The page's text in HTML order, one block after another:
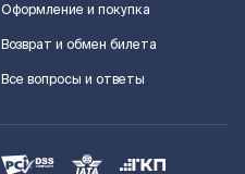
Оформление и покупка
Возврат и обмен билета
Все вопросы и ответы